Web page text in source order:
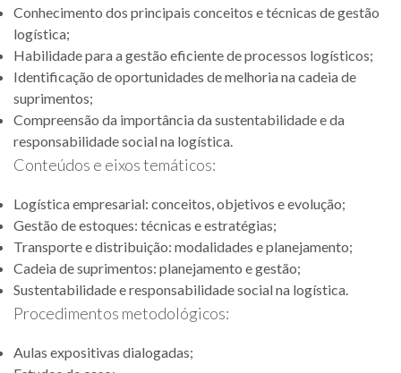
Conhecimento dos principais conceitos e técnicas de gestão
logística;
Habilidade para a gestão eficiente de processos logísticos;
Identificação de oportunidades de melhoria na cadeia de
suprimentos;
Compreensão da importância da sustentabilidade e da
responsabilidade social na logística.
Conteúdos e eixos temáticos:
Logística empresarial: conceitos, objetivos e evolução;
Gestão de estoques: técnicas e estratégias;
Transporte e distribuição: modalidades e planejamento;
Cadeia de suprimentos: planejamento e gestão;
Sustentabilidade e responsabilidade social na logística.
Procedimentos metodológicos:
Aulas expositivas dialogadas;